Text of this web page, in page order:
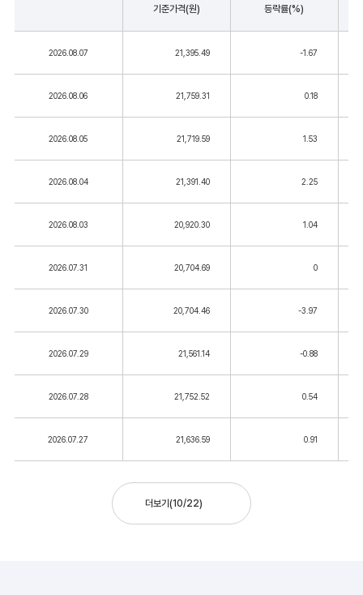
기준가격(원) 등락률(%)
2026.08.07 21,395.49 -1.67
2026.08.06 21,759.31 0.18
2026.08.05 21,719.59 1.53
2026.08.04 21,391.40 2.25
2026.08.03 20,920.30 1.04
2026.07.31 20,704.69 0
2026.07.30 20,704.46 -3.97
2026.07.29 21,561.14 -0.88
2026.07.28 21,752.52 0.54
2026.07.27 21,636.59 0.91
더보기 (10/22)